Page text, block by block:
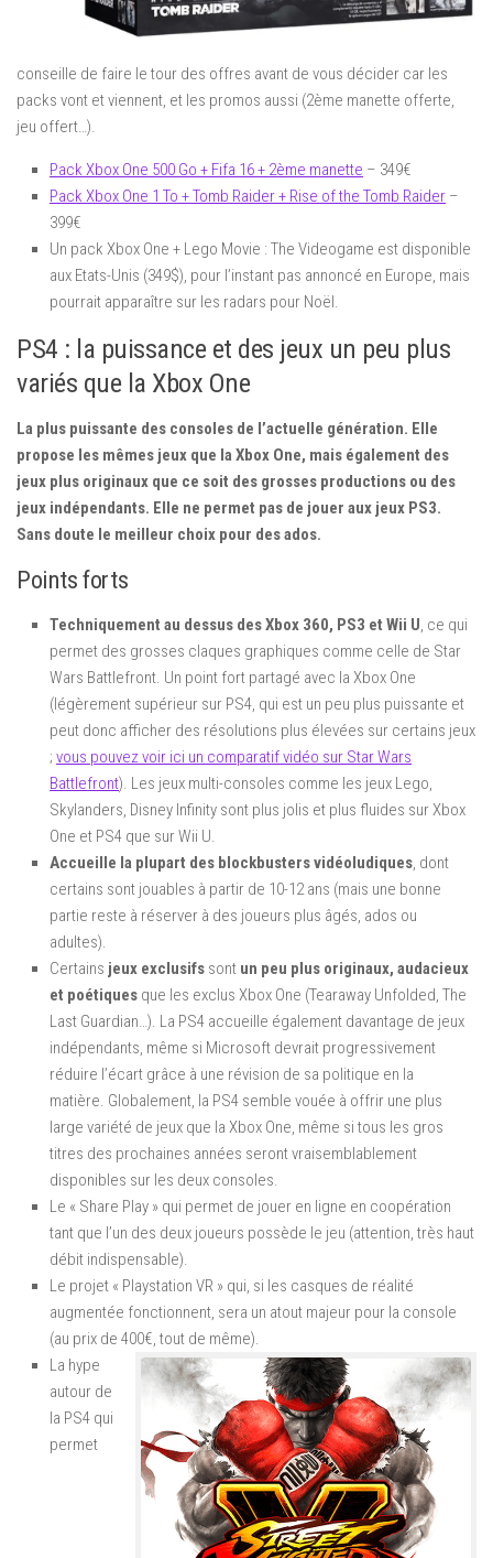
conseille de faire le tour des offres avant de vous décider car les
packs vont et viennent, et les promos aussi (2ème manette offerte,
jeu offert…).
Pack Xbox One 500 Go + Fifa 16 + 2ème manette – 349€
Pack Xbox One 1 To + Tomb Raider + Rise of the Tomb Raider –
399€
Un pack Xbox One + Lego Movie : The Videogame est disponible
aux Etats-Unis (349$), pour l’instant pas annoncé en Europe, mais
pourrait apparaître sur les radars pour Noël.
PS4 : la puissance et des jeux un peu plus
variés que la Xbox One
La plus puissante des consoles de l’actuelle génération. Elle
propose les mêmes jeux que la Xbox One, mais également des
jeux plus originaux que ce soit des grosses productions ou des
jeux indépendants. Elle ne permet pas de jouer aux jeux PS3.
Sans doute le meilleur choix pour des ados.
Points forts
Techniquement au dessus des Xbox 360, PS3 et Wii U, ce qui
permet des grosses claques graphiques comme celle de Star
Wars Battlefront. Un point fort partagé avec la Xbox One
(légèrement supérieur sur PS4, qui est un peu plus puissante et
peut donc afficher des résolutions plus élevées sur certains jeux
; vous pouvez voir ici un comparatif vidéo sur Star Wars
Battlefront). Les jeux multi-consoles comme les jeux Lego,
Skylanders, Disney Infinity sont plus jolis et plus fluides sur Xbox
One et PS4 que sur Wii U.
Accueille la plupart des blockbusters vidéoludiques, dont
certains sont jouables à partir de 10-12 ans (mais une bonne
partie reste à réserver à des joueurs plus âgés, ados ou
adultes).
Certains jeux exclusifs sont un peu plus originaux, audacieux
et poétiques que les exclus Xbox One (Tearaway Unfolded, The
Last Guardian…). La PS4 accueille également davantage de jeux
indépendants, même si Microsoft devrait progressivement
réduire l’écart grâce à une révision de sa politique en la
matière. Globalement, la PS4 semble vouée à offrir une plus
large variété de jeux que la Xbox One, même si tous les gros
titres des prochaines années seront vraisemblablement
disponibles sur les deux consoles.
Le « Share Play » qui permet de jouer en ligne en coopération
tant que l’un des deux joueurs possède le jeu (attention, très haut
débit indispensable).
Le projet « Playstation VR » qui, si les casques de réalité
augmentée fonctionnent, sera un atout majeur pour la console
(au prix de 400€, tout de même).
La hype
autour de
la PS4 qui
permet